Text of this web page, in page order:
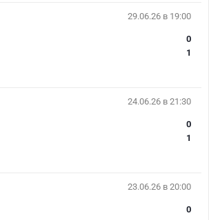
29.06.26 в 19:00
0
1
24.06.26 в 21:30
0
1
23.06.26 в 20:00
0